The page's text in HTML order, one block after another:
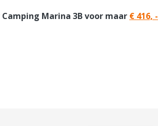
Marina 3B voor maar € 416, -